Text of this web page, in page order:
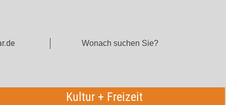
Kultur + Freizeit